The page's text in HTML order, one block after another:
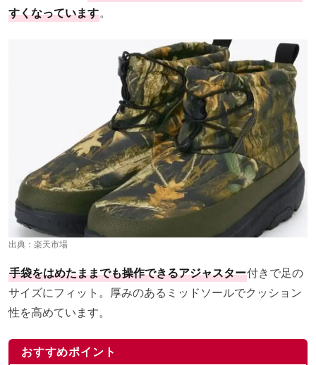
すくなっています。
出典： 楽天市場
手袋をはめたままでも操作できるアジャスター付きで足の
サイズにフィット。厚みのあるミッドソールでクッション
性を高めています。
おすすめポイント